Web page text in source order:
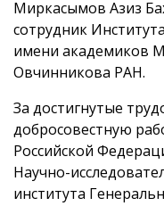
Миркасымов Азиз
сотрудник
имени академиков
Овчинникова РАН.
За достигнутые
добросовестную
Российской
Научно-
института